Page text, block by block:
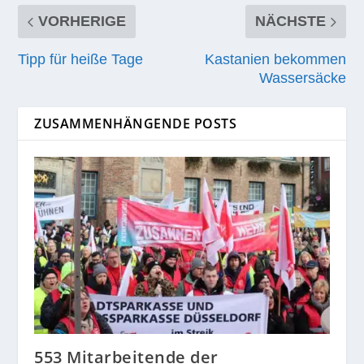
RATE:
VORHERIGE
Tipp für heiße Tage
Kastanien bekommen
Wassersäcke
ZUSAMMENHÄNGENDE POSTS